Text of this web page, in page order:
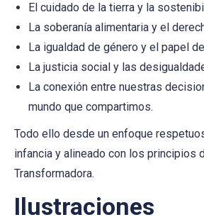
El cuidado de la tierra y la
La soberanía alimentaria y el
La igualdad de género y el papel
La justicia social y las
La conexión entre nuestras
mundo que compartimos.
Todo ello desde un enfoque
infancia y alineado con los principios
Transformadora.
Ilustraciones